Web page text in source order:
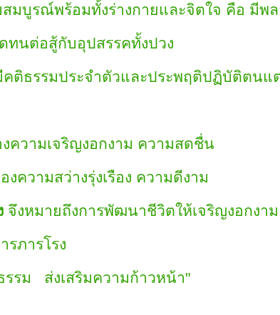
มบูรณ์พร้อมทั้งร่างกายและจิตใจ คือ มี
อสู้กับอุปสรรคทั้งปวง
คติธรรมประจำตัวและประพฤติปฏิบัติตนแ
วามเจริญงอกงาม ความสดชื่น
ความสว่างรุ่งเรือง ความดีงาม
จึงหมายถึงการพัฒนาชีวิตให้เจริญงอกงา
ภารโรง
งเสริมความก้าวหน้า"